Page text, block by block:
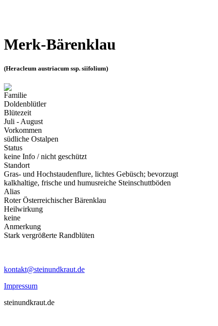
Merk-Bärenklau
(Heracleum austriacum ssp. siifolium)
Familie
Doldenblütler
Blütezeit
Juli - August
Vorkommen
südliche Ostalpen
Status
keine Info / nicht geschützt
Standort
Gras- und Hochstaudenflure, lichtes Gebüsch; bevorzugt
kalkhaltige, frische und humusreiche Steinschuttböden
Alias
Roter Österreichischer Bärenklau
Heilwirkung
keine
Anmerkung
Stark vergrößerte Randblüten
kontakt@steinundkraut.de
Impressum
steinundkraut.de